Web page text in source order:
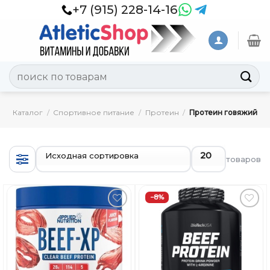
+7 (915) 228-14-16
Искать:
Каталог / Спортивное питание / Протеин / Протеин говяжий
товаров
Добавить
в
Вишлист
−8%
Добавить
в
Вишлист